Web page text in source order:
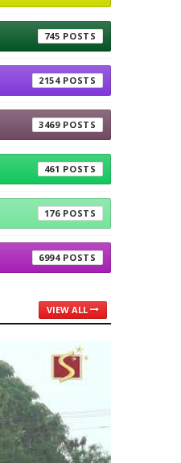
745
2154
3469
461
176
6994
VIEW ALL